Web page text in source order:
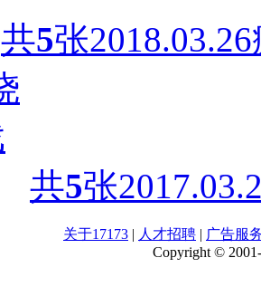
共5张2018.03.26
共5张
关于17173 | 人才招聘 | 广告服
Copyright ©